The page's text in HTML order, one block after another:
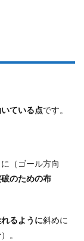
ている点です。
（ゴール方向
破のための布
るように斜めに
）。